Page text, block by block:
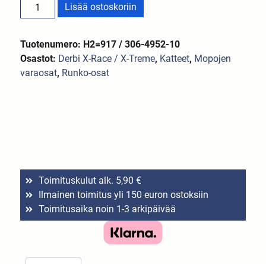
Lisää ostoskoriin
Tuotenumero: H2=917 / 306-4952-10
Osastot: Derbi X-Race / X-Treme, Katteet, Mopojen
varaosat, Runko-osat
Toimituskulut alk. 5,90 €
Ilmainen toimitus yli 150 euron ostoksiin
Toimitusaika noin 1-3 arkipäivää